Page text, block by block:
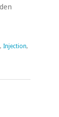
, Injection,